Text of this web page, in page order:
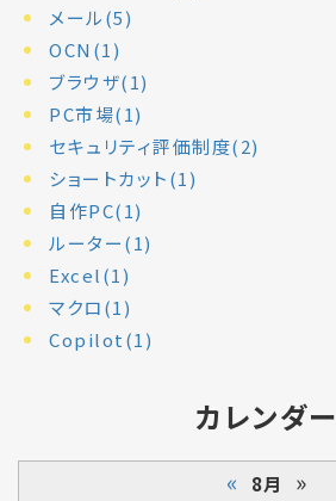
メール(5)
OCN(1)
ブラウザ(1)
PC市場(1)
セキュリティ評価制度(2)
ショートカット(1)
自作PC(1)
ルーター(1)
Excel(1)
マクロ(1)
Copilot(1)
カレンダー
« 8月 »